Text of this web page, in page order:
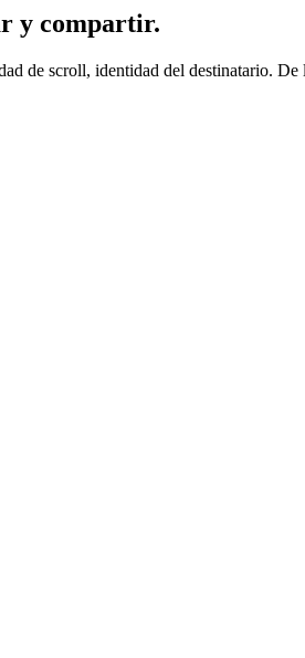
y compartir.
de scroll, identidad del destinatario. De